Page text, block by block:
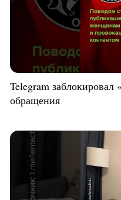
Telegram
обращения